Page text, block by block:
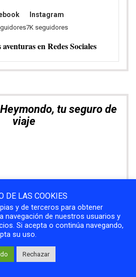
Instagram
7K seguidores
en Redes Sociales
tu seguro de
viaje
DE LAS COOKIES
y de terceros para obtener
navegación de nuestros usuarios y
Si acepta o continúa navegando,
su uso.
Rechazar